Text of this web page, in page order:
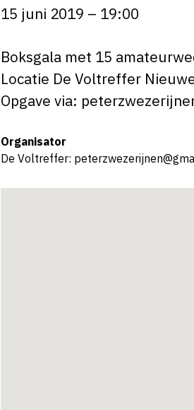
15 juni 2019 – 19:00
Boksgala met 15
Locatie De Voltreffer
Opgave via:
Organisator
De Voltreffer: